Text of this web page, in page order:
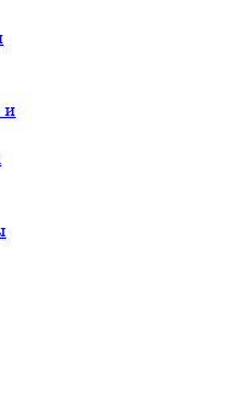
и